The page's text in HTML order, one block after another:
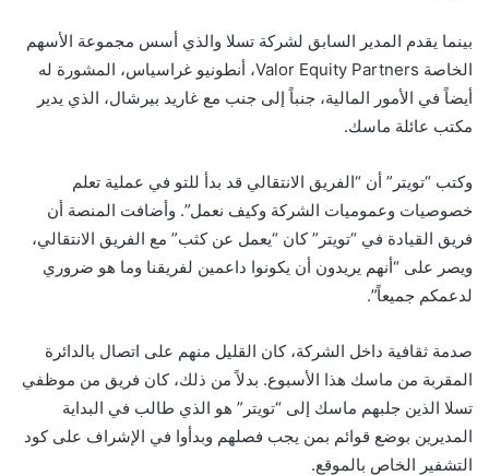
بينما يقدم المدير السابق لشركة تسلا والذي أسس مجموعة الأسهم
الخاصة Valor Equity Partners، أنطونيو غراسياس، المشورة له
أيضاً في الأمور المالية، جنباً إلى جنب مع غاريد بيرشال، الذي يدير
مكتب عائلة ماسك.
وكتب “تويتر” أن “الفريق الانتقالي قد بدأ للتو في عملية تعلم
خصوصيات وعموميات الشركة وكيف نعمل”. وأضافت المنصة أن
فريق القيادة في “تويتر” كان “يعمل عن كثب” مع الفريق الانتقالي،
ويصر على “أنهم يريدون أن يكونوا داعمين لفريقنا وما هو ضروري
لدعمكم جميعاً”.
صدمة ثقافية داخل الشركة، كان القليل منهم على اتصال بالدائرة
المقربة من ماسك هذا الأسبوع. بدلاً من ذلك، كان فريق من موظفي
تسلا الذين جلبهم ماسك إلى “تويتر” هو الذي طالب في البداية
المديرين بوضع قوائم بمن يجب فصلهم وبدأوا في الإشراف على كود
التشفير الخاص بالموقع.